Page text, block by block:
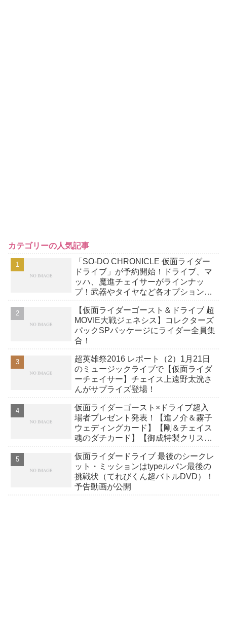
カテゴリーの人気記事
「SO-DO CHRONICLE 仮面ライダー
ドライブ」が予約開始！ドライブ、マ
ッハ、魔進チェイサーがラインナッ
プ！武器やタイヤなど各オプションパ
【仮面ライダーゴースト＆ドライブ 超
MOVIE大戦ジェネシス】コレクターズ
パックSPパッケージにライダー全員集
合！
超英雄祭2016 レポート（2）1月21日
のミュージックライブで【仮面ライダ
ーチェイサー】チェイス上遠野太洸さ
んがサプライズ登場！
仮面ライダーゴースト×ドライブ超入
場者プレゼント発表！【進ノ介＆霧子
ウェディングカード】【剛＆チェイス
魂のダチカード】【御成特製クリスマ
仮面ライダードライブ 最後のシークレ
ット・ミッションはtypeルパン最後の
挑戦状（てれびくん超バトルDVD）！
予告動画が公開